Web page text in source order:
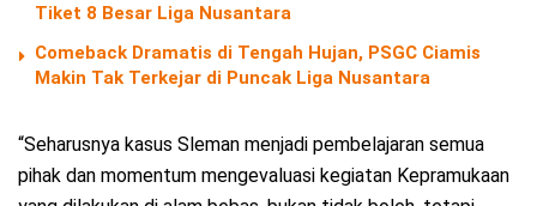
Tiket 8 Besar Liga Nusantara
Comeback Dramatis di Tengah Hujan, PSGC Ciamis
Makin Tak Terkejar di Puncak Liga Nusantara
“Seharusnya kasus Sleman menjadi pembelajaran semua
pihak dan momentum mengevaluasi kegiatan Kepramukaan